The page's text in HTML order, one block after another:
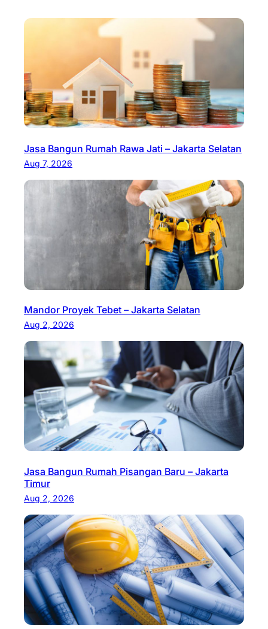
Jasa Bangun Rumah Rawa Jati – Jakarta Selatan
Aug 7, 2026
Mandor Proyek Tebet – Jakarta Selatan
Aug 2, 2026
Jasa Bangun Rumah Pisangan Baru – Jakarta
Timur
Aug 2, 2026